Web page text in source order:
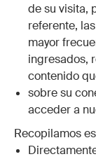
de su visita,
referente,
mayor
ingresados,
contenido
sobre su
acceder a
Recopilamos